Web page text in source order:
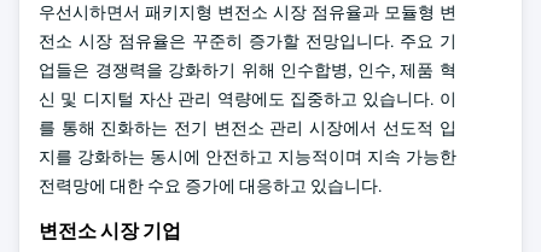
우선시하면서 패키지형 변전소 시장 점유율과 모듈형 변
전소 시장 점유율은 꾸준히 증가할 전망입니다. 주요 기
업들은 경쟁력을 강화하기 위해 인수합병, 인수, 제품 혁
신 및 디지털 자산 관리 역량에도 집중하고 있습니다. 이
를 통해 진화하는 전기 변전소 관리 시장에서 선도적 입
지를 강화하는 동시에 안전하고 지능적이며 지속 가능한
전력망에 대한 수요 증가에 대응하고 있습니다.
변전소 시장 기업